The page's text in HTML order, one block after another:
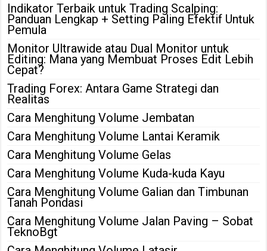
Indikator Terbaik untuk Trading Scalping:
Panduan Lengkap + Setting Paling Efektif Untuk
Pemula
Monitor Ultrawide atau Dual Monitor untuk
Editing: Mana yang Membuat Proses Edit Lebih
Cepat?
Trading Forex: Antara Game Strategi dan
Realitas
Cara Menghitung Volume Jembatan
Cara Menghitung Volume Lantai Keramik
Cara Menghitung Volume Gelas
Cara Menghitung Volume Kuda-kuda Kayu
Cara Menghitung Volume Galian dan Timbunan
Tanah Pondasi
Cara Menghitung Volume Jalan Paving – Sobat
TeknoBgt